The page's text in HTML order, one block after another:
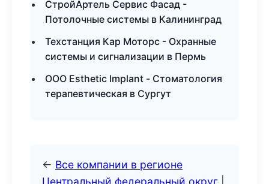
СтройАртель Сервис Фасад -
Потолочные системы в Калининград
Техстанция Кар Моторс - Охранные
системы и сигнализации в Пермь
ООО Esthetic Implant - Стоматология
терапевтическая в Сургут
← Все компании в регионе
Центральный федеральный округ